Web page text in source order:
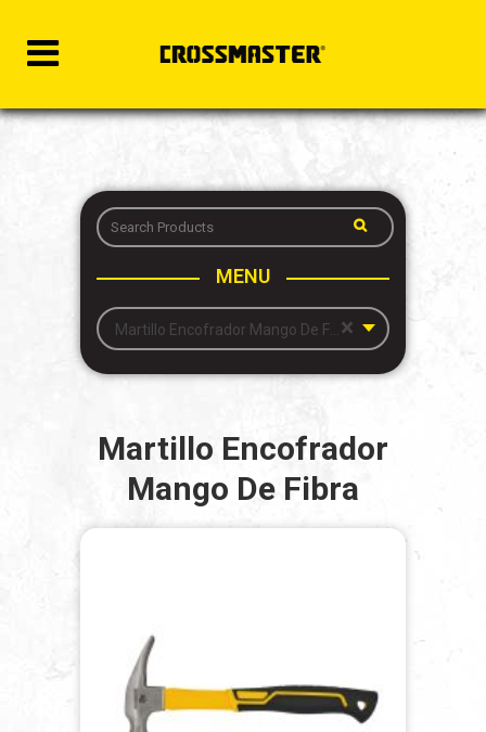
MENU
×
Martillo Encofrador Mango De Fibra
Martillo Encofrador
Mango De Fibra